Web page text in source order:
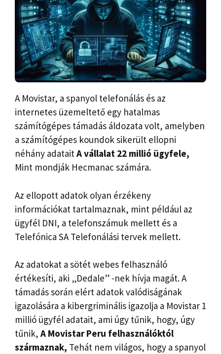
A Movistar, a spanyol telefonálás és az
internetes üzemeltető egy hatalmas
számítógépes támadás áldozata volt, amelyben
a számítógépes koundok sikerült ellopni
néhány adataitA vállalat 22 millió ügyfele,
Mint mondják Hecmanac számára.
Az ellopott adatok olyan érzékeny
információkat tartalmaznak, mint például az
ügyfél DNI, a telefonszámuk mellett és a
Telefónica SA Telefonálási tervek mellett.
Az adatokat a sötét webes felhasználó
értékesíti, aki „Dedale” -nek hívja magát. A
támadás során elért adatok valódiságának
igazolására a kibergriminális igazolja a Movistar 1
millió ügyfél adatait, ami úgy tűnik, hogy, úgy
tűnik, A Movistar Peru felhasználóktól
származnak, Tehát nem világos, hogy a spanyol